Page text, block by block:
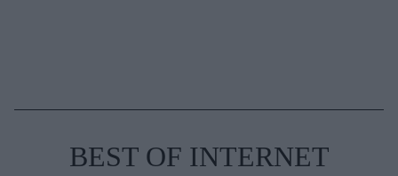
BEST OF INTERNET